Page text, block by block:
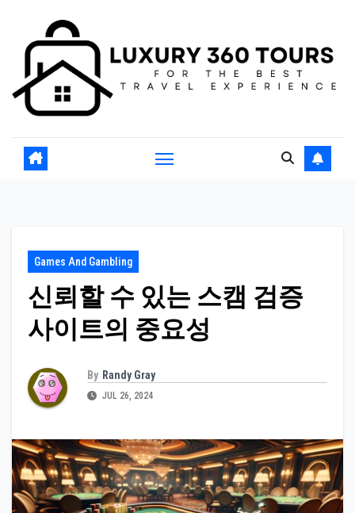
content
Games And Gambling
신뢰할 수 있는 스캠 검증
사이트의 중요성
By Randy Gray
JUL 26, 2024